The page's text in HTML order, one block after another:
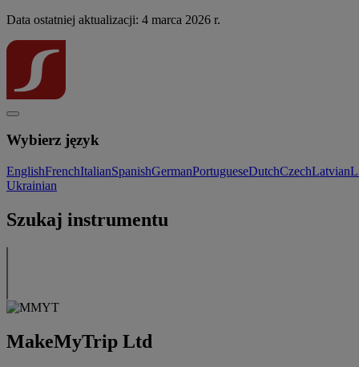
Data ostatniej aktualizacji: 4 marca 2026 r.
Wybierz język
EnglishFrenchItalianSpanishGermanPortugueseDutchCzechLatvian
Ukrainian
Szukaj instrumentu
MakeMyTrip Ltd